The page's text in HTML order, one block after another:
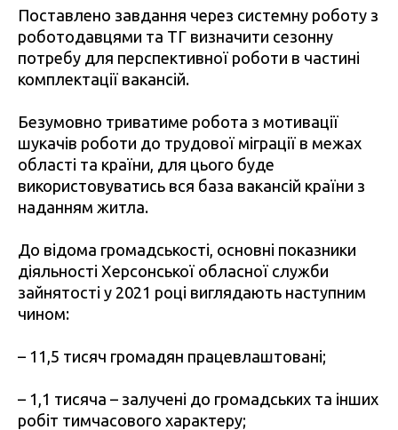
Поставлено завдання через системну роботу з
роботодавцями та ТГ визначити сезонну
потребу для перспективної роботи в частині
комплектації вакансій.
Безумовно триватиме робота з мотивації
шукачів роботи до трудової міграції в межах
області та країни, для цього буде
використовуватись вся база вакансій країни з
наданням житла.
До відома громадськості, основні показники
діяльності Херсонської обласної служби
зайнятості у 2021 році виглядають наступним
чином:
– 11,5 тисяч громадян працевлаштовані;
– 1,1 тисяча – залучені до громадських та інших
робіт тимчасового характеру;